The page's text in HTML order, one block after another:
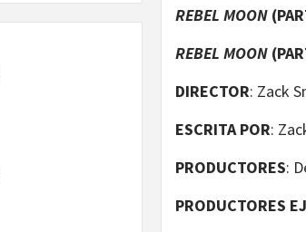
REBEL MOON
REBEL MOON
DIRECTOR: Zack
ESCRITA POR:
PRODUCTORES:
PRODUCTORES